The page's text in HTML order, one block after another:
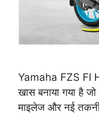
Yamaha FZS FI
खास बनाया गया है जो
माइलेज और नई